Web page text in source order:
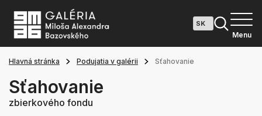
Menu
Hlavná stránka Podujatia v galérii Sťahovanie
Sťahovanie
zbierkového fondu